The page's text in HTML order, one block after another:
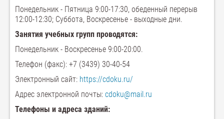
Понедельник - Пятница 9:00-17:30, обеденный перерыв
12:00-12:30; Суббота, Воскресенье - выходные дни.
Занятия учебных групп проводятся:
Понедельник - Воскресенье 9:00-20:00.
Телефон (факс): +7 (3439) 30-40-54
Электронный сайт: https://cdoku.ru/
Адрес электронной почты: cdoku@mail.ru
Телефоны и адреса зданий: